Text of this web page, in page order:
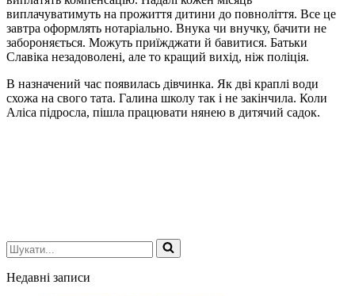
виплачуватимуть на прожиття дитини до повноліття. Все це
завтра оформлять нотаріально. Внука чи внучку, бачити не
забороняється. Можуть приїжджати й бавитися. Батьки
Славіка незадоволені, але то кращий вихід, ніж поліція.
В назначений час появилась дівчинка. Як дві краплі води
схожа на свого тата. Галина школу так і не закінчила. Коли
Аліса підросла, пішла працювати нянею в дитячий садок.
Шукати...
Недавні записи